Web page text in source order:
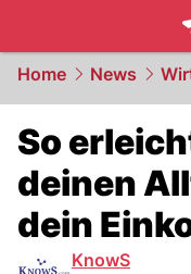
Home News
So
deinen
dein
KnowS